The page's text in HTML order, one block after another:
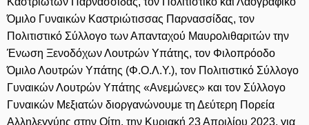
Όμιλο Γυναικών Καστριώτισσας Παρνασσίδας, τον
Πολιτιστικό Σύλλογο των Απανταχού Μαυρολιθαριτών την
Ένωση Ξενοδόχων Λουτρών Υπάτης, τον Φιλοπρόοδο
Όμιλο Λουτρών Υπάτης (Φ.Ο.Λ.Υ.), τον Πολιτιστικό Σύλλογο
Γυναικών Λουτρών Υπάτης «Ανεμώνες» και τον Σύλλογο
Γυναικών Μεξιατών διοργανώνουμε τη Δεύτερη Πορεία
Αλληλεγγύης στην Οίτη, την Κυριακή 23 Απριλίου 2023, για